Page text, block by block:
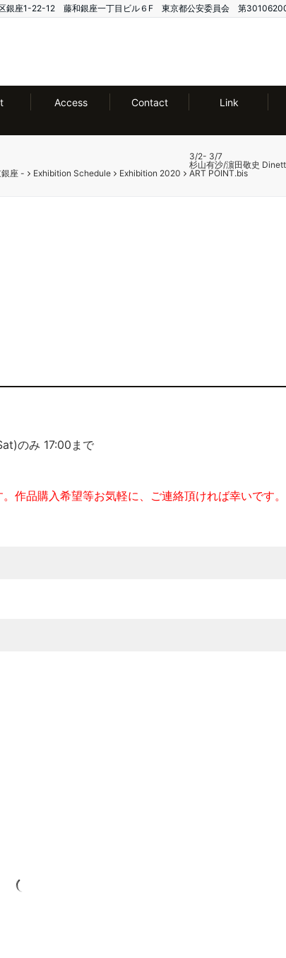
区銀座1-22-12 藤和銀座一丁目ビル６F 東京都公安委員会 第
Access Contact Link
座 - Exhibition Schedule Exhibition 2020
3/2- 3/7
杉山有沙/濵田敬史
ART POINT.bis
のみ 17:00まで
作品購入希望等お気軽に、ご連絡頂ければ幸いです。